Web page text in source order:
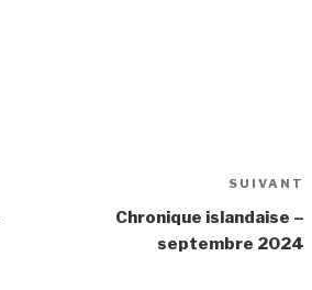
SUIVANT
Chronique islandaise –
septembre 2024